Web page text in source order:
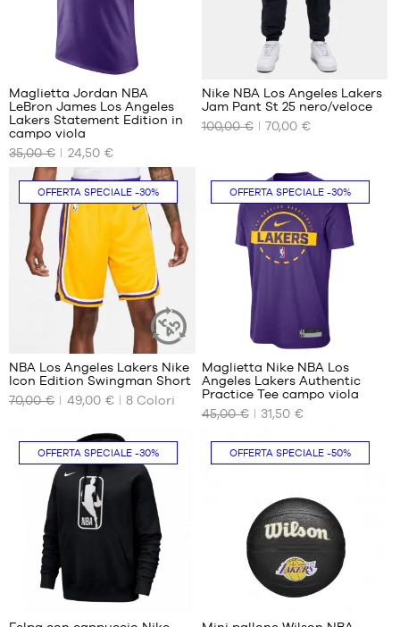
I
NOSTRI
FORMATI
DISPONIBILI
XS
L
Maglietta Jordan NBA
LeBron James Los Angeles
Lakers Statement Edition in
campo viola
35,00 €
24,50 €
I
NOSTRI
Nike NBA Los Angeles Lakers
Jam Pant St 25 nero/veloce
100,00 €
70,00 €
OFFERTA SPECIALE-30%
ARTICOLO
SOSTENIBILE
I
NOSTRI
DISPONIBILI
S
XXL
127
NBA Los Angeles Lakers Nike
Icon Edition Swingman Short
70,00 €
49,00 € 8 Colori
OFFERTA SPECIALE -30%
I
FORMATI
S
Maglietta Nike NBA Los
Angeles Lakers Authentic
Practice Tee campo viola
45,00 €
31,50 €
OFFERTA SPECIALE-30% OFFERTA SPECIALE -50%